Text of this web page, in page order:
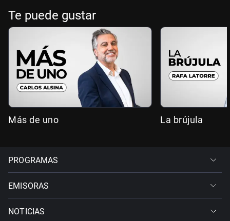
Te puede gustar
Más de uno La brújula
PROGRAMAS
EMISORAS
NOTICIAS